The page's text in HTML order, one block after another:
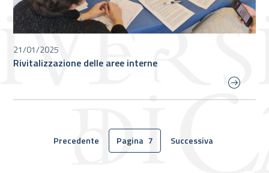
21/01/2025
Rivitalizzazione delle aree interne
Pagina
Precedente Pagina
attuale
Pagina 7 Pagina
Successiva